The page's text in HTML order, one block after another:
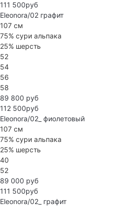
111 500руб
Eleonora/02 графит
107 см
75% сури альпака
25% шерсть
52
54
56
58
89 800 руб
112 500руб
Eleonora/02_ фиолетовый
107 см
75% сури альпака
25% шерсть
40
52
89 000 руб
111 500руб
Eleonora/02_
графит